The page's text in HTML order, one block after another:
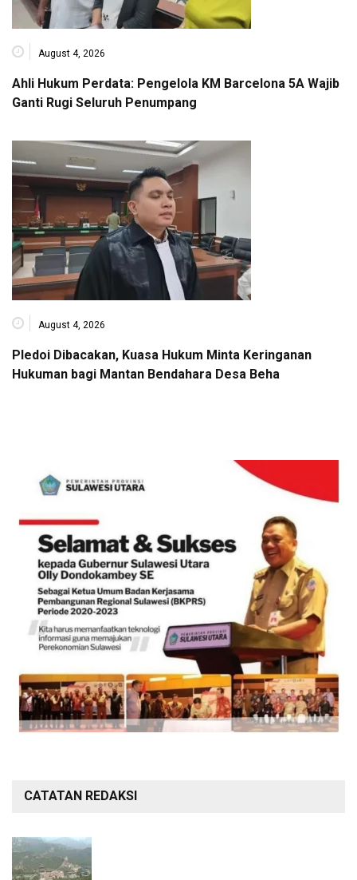
August 4, 2026
Ahli Hukum Perdata: Pengelola KM Barcelona 5A Wajib
Ganti Rugi Seluruh Penumpang
August 4, 2026
Pledoi Dibacakan, Kuasa Hukum Minta Keringanan
Hukuman bagi Mantan Bendahara Desa Beha
CATATAN REDAKSI